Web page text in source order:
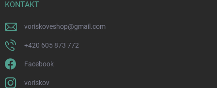
KONTAKT
voriskoveshop@gmail.com
+420 605 873 772
Facebook
voriskov